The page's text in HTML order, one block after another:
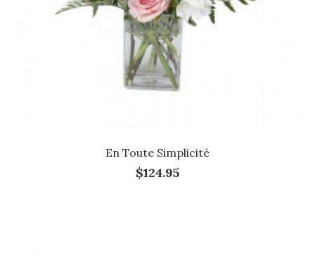
En Toute Simplicité
$124.95